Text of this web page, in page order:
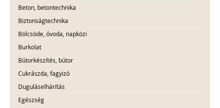
Beton, betontechnika
Biztonságtechnika
Bölcsöde, óvoda, napközi
Burkolat
Bútorkészítés, bútor
Cukrászda, fagyizó
Duguláselhárítás
Egészség